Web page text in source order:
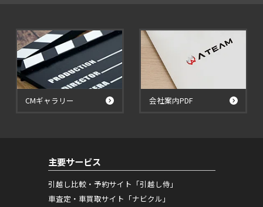
CMギャラリー 会社案内PDF
主要サービス
引越し比較・予約サイト「引越し侍」
車査定・車買取サイト「ナビクル」